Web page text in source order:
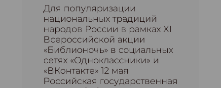
Для популяризации
национальных традиций
народов России в рамках XI
Всероссийской акции
«Библионочь» в социальных
сетях «Одноклассники» и
«ВКонтакте» 12 мая
Российская государственная